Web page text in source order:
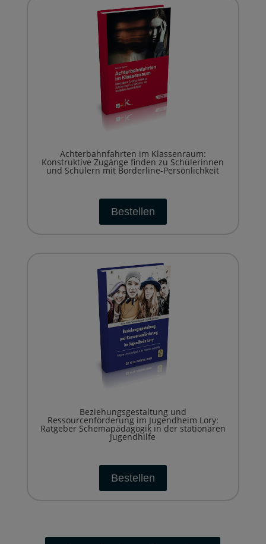
Achterbahnfahrten im Klassenraum:
Konstruktive Zugänge finden zu Schülerinnen
und Schülern mit Borderline-Persönlichkeit
Bestellen
Beziehungsgestaltung und
Ressourcenförderung im Jugendheim Lory:
Ratgeber Schemapädagogik in der stationären
Jugendhilfe
Bestellen